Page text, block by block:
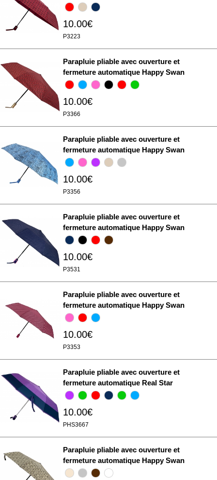
10.00€
P3223
Parapluie pliable avec ouverture et
fermeture automatique Happy Swan
10.00€
P3366
Parapluie pliable avec ouverture et
fermeture automatique Happy Swan
10.00€
P3356
Parapluie pliable avec ouverture et
fermeture automatique Happy Swan
10.00€
P3531
Parapluie pliable avec ouverture et
fermeture automatique Happy Swan
10.00€
P3353
Parapluie pliable avec ouverture et
fermeture automatique Real Star
10.00€
PHS3667
Parapluie pliable avec ouverture et
fermeture automatique Happy Swan